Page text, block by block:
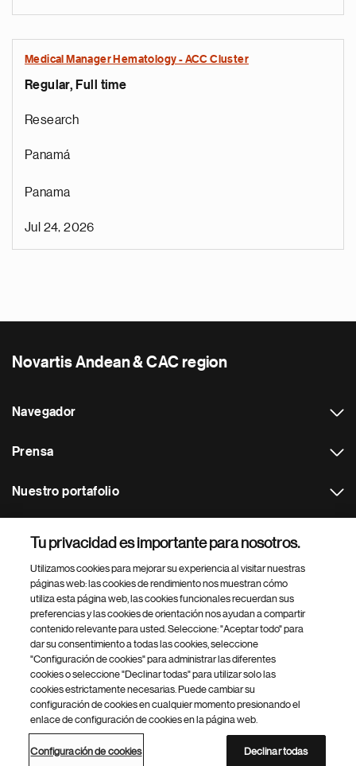
Medical Manager Hematology - ACC Cluster
Regular, Full time
Research
Panamá
Panama
Jul 24, 2026
Novartis Andean & CAC region
Navegador
Prensa
Nuestro portafolio
Footer Site Search
inferior
del
© 2026 Novartis AG
Política de privacidad Términos de uso
Accesibilidad
Configuración de cookies
Mapa del sitio
Tu privacidad es importante para nosotros.
Utilizamos cookies para mejorar su experiencia al visitar nuestras
páginas web: las cookies de rendimiento nos muestran cómo
utiliza esta página web, las cookies funcionales recuerdan sus
preferencias y las cookies de orientación nos ayudan a compartir
contenido relevante para usted. Seleccione: "Aceptar todo" para
dar su consentimiento a todas las cookies, seleccione
"Configuración de cookies" para administrar las diferentes
cookies o seleccione "Declinar todas" para utilizar solo las
cookies estrictamente necesarias. Puede cambiar su
configuración de cookies en cualquier momento presionando el
enlace de configuración de cookies en la página web.
Configuración de cookies Declinar todas